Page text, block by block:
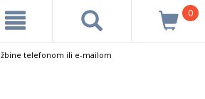
0
telefonom ili e-mailom